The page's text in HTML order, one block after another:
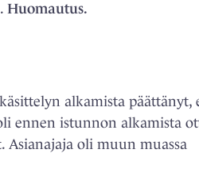
Huomautus.
alkamista päättänyt,
ennen istunnon alkamista
Asianajaja oli muun muassa